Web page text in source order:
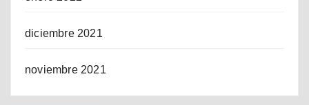
diciembre 2021
noviembre 2021